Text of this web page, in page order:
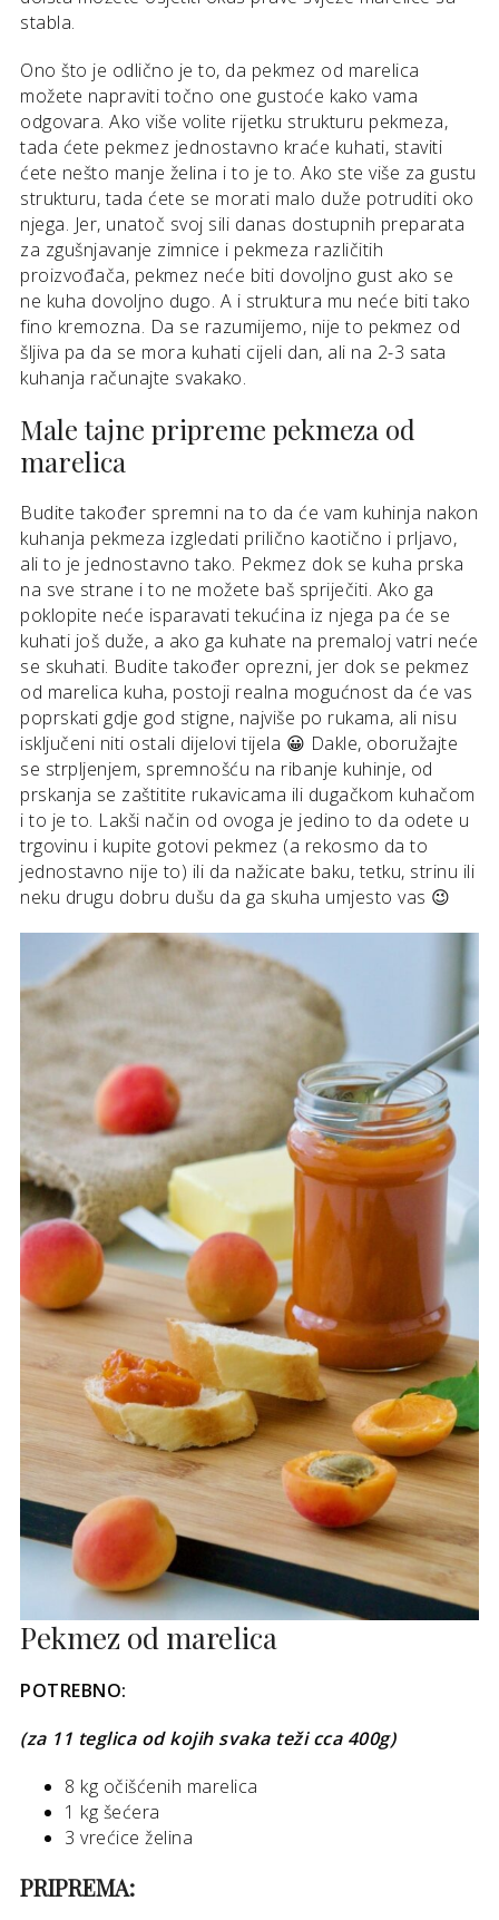
stabla.
Ono što je odlično je to, da pekmez od marelica
možete napraviti točno one gustoće kako vama
odgovara. Ako više volite rijetku strukturu pekmeza,
tada ćete pekmez jednostavno kraće kuhati, staviti
ćete nešto manje želina i to je to. Ako ste više za gustu
strukturu, tada ćete se morati malo duže potruditi oko
njega. Jer, unatoč svoj sili danas dostupnih preparata
za zgušnjavanje zimnice i pekmeza različitih
proizvođača, pekmez neće biti dovoljno gust ako se
ne kuha dovoljno dugo. A i struktura mu neće biti tako
fino kremozna. Da se razumijemo, nije to pekmez od
šljiva pa da se mora kuhati cijeli dan, ali na 2-3 sata
kuhanja računajte svakako.
Male tajne pripreme pekmeza od
marelica
Budite također spremni na to da će vam kuhinja nakon
kuhanja pekmeza izgledati prilično kaotično i prljavo,
ali to je jednostavno tako. Pekmez dok se kuha prska
na sve strane i to ne možete baš spriječiti. Ako ga
poklopite neće isparavati tekućina iz njega pa će se
kuhati još duže, a ako ga kuhate na premaloj vatri neće
se skuhati. Budite također oprezni, jer dok se pekmez
od marelica kuha, postoji realna mogućnost da će vas
poprskati gdje god stigne, najviše po rukama, ali nisu
isključeni niti ostali dijelovi tijela 😀 Dakle, oboružajte
se strpljenjem, spremnošću na ribanje kuhinje, od
prskanja se zaštitite rukavicama ili dugačkom kuhačom
i to je to. Lakši način od ovoga je jedino to da odete u
trgovinu i kupite gotovi pekmez (a rekosmo da to
jednostavno nije to) ili da nažicate baku, tetku, strinu ili
neku drugu dobru dušu da ga skuha umjesto vas 😉
Pekmez od marelica
POTREBNO:
(za 11 teglica od kojih svaka teži cca 400g)
8 kg očišćenih marelica
1 kg šećera
3 vrećice želina
PRIPREMA: